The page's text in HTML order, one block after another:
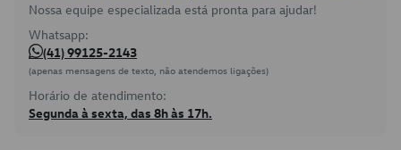
Nossa equipe especializada está pronta para ajudar!
Whatsapp:
(41) 99125-2143
(apenas mensagens de texto, não atendemos ligações)
Horário de atendimento:
Segunda à sexta, das 8h às 17h.